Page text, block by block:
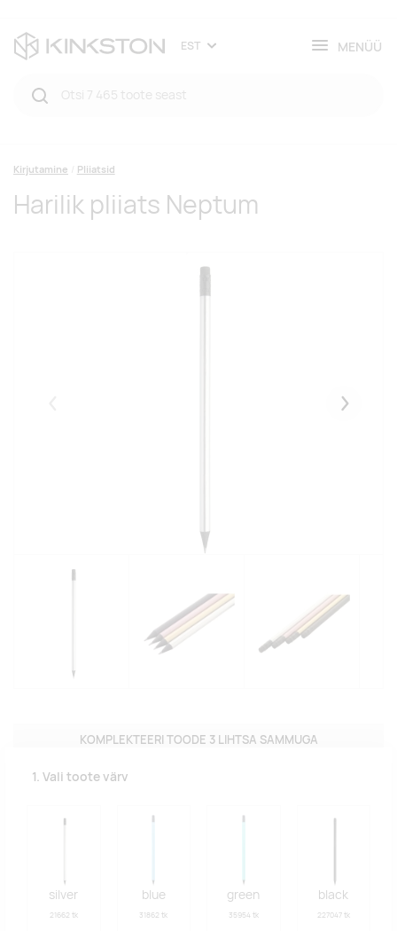
EST MENÜÜ
Kirjutamine Pliiatsid
Harilik pliiats Neptum
KOMPLEKTEERI TOODE 3 LIHTSA SAMMUGA
1. Vali toote värv
silver
21662 tk
blue
31862 tk
green
35954 tk
black
227047 tk